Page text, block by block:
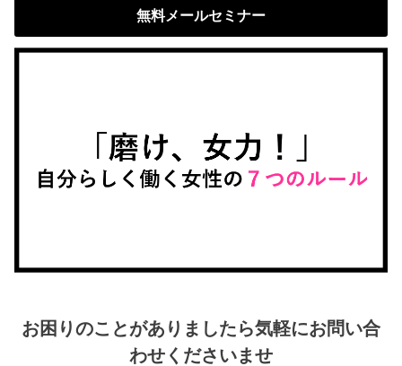
無料メールセミナー
お困りのことがありましたら気軽にお問い合
わせくださいませ